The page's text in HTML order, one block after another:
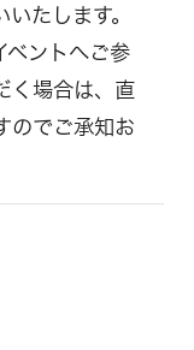
たします。
ベントへご参
く場合は、直
のでご承知お